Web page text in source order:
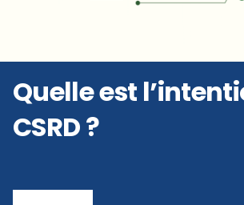
Quelle est
CSRD ?